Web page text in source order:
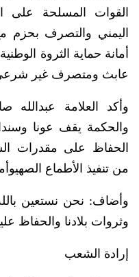
القوات المسلحة
اليمني والتصرف بحزم
أمانة حماية الثروة
عابث ومتصرف غير
وأكد العلامة عبدالله
والحكمة يقف عونا
الحفاظ على مقدرات
من تنفيذ الأطماع
وأضاف: نحن نستعين
وثروات بلادنا والحفاظ
إرادة الشعب